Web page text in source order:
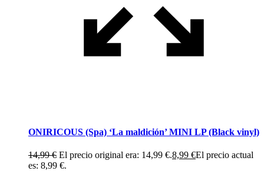
ONIRICOUS (Spa) ‘La maldición’ MINI LP (Black vinyl)
14,99€ El precio original era: 14,99 €.8,99 €El precio actual
es: 8,99 €.